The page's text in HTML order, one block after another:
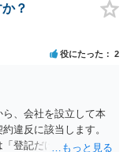
？
役にたった 2
、会社を設立して本
違反に該当します。
登記だけなら実務上